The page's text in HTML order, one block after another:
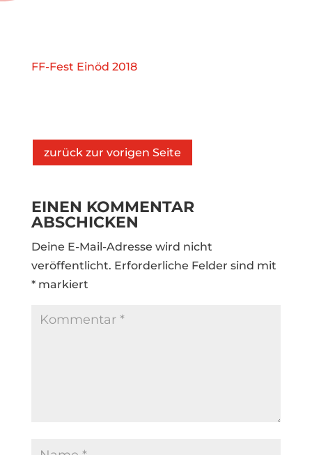
FF-Fest Einöd 2018
zurück zur vorigen Seite
EINEN KOMMENTAR
ABSCHICKEN
Deine E-Mail-Adresse wird nicht
veröffentlicht. Erforderliche Felder sind mit
*markiert